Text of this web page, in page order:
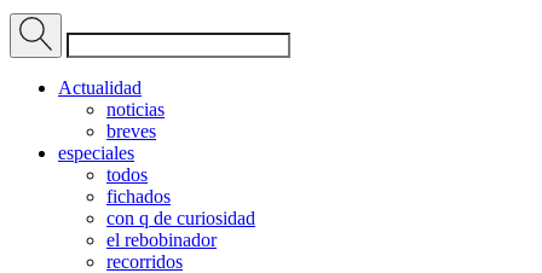
Actualidad
noticias
breves
especiales
todos
fichados
con q de curiosidad
el rebobinador
recorridos